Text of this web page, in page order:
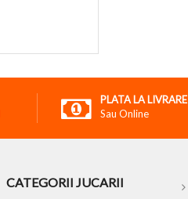
PLATA LA LIVRARE
Sau Online
CATEGORII JUCARII